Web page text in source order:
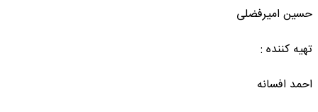
حسین امیرفضلی
تهیه کننده :
احمد افسانه